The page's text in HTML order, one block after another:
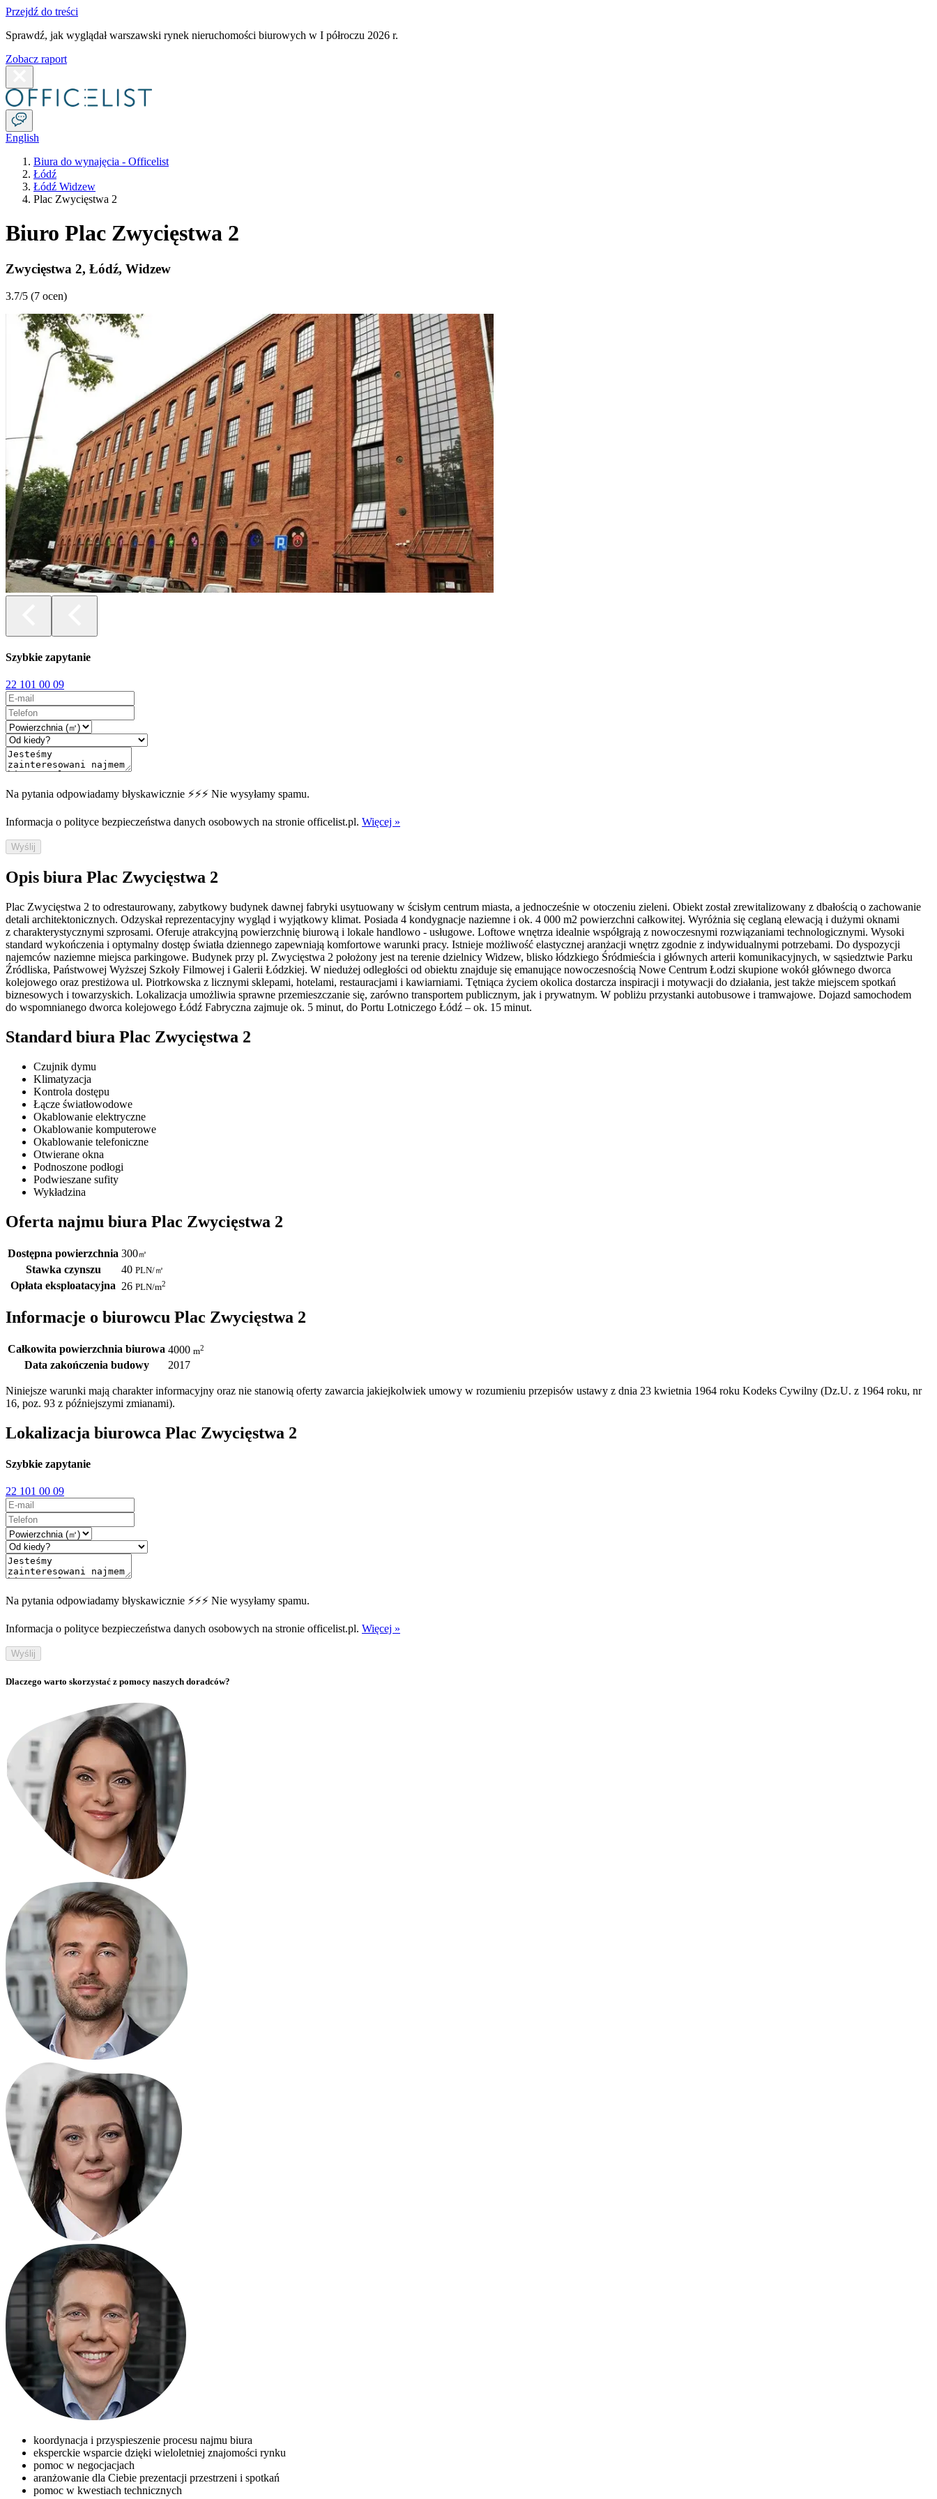
Przejdź do treści
Sprawdź, jak wyglądał warszawski rynek nieruchomości biurowych w I półroczu 2026 r.
Zobacz raport
English
Biura do wynajęcia - Officelist
Łódź
Łódź Widzew
Plac Zwycięstwa 2
Biuro Plac Zwycięstwa 2
Zwycięstwa 2, Łódź, Widzew
3.7/5 (7 ocen)
Szybkie zapytanie
22 101 00 09
Na pytania odpowiadamy błyskawicznie ⚡⚡⚡ Nie wysyłamy spamu.
Informacja o polityce bezpieczeństwa danych osobowych na stronie officelist.pl. Więcej »
Wyślij
Opis biura Plac Zwycięstwa 2
Plac Zwycięstwa 2 to odrestaurowany, zabytkowy budynek dawnej fabryki usytuowany w ścisłym centrum miasta, a jednocześnie w otoczeniu zieleni. Obiekt został zrewitalizowany z dbałością o zachowanie
detali architektonicznych. Odzyskał reprezentacyjny wygląd i wyjątkowy klimat. Posiada 4 kondygnacje naziemne i ok. 4 000 m2 powierzchni całkowitej. Wyróżnia się ceglaną elewacją i dużymi oknami
z charakterystycznymi szprosami. Oferuje atrakcyjną powierzchnię biurową i lokale handlowo - usługowe. Loftowe wnętrza idealnie współgrają z nowoczesnymi rozwiązaniami technologicznymi. Wysoki
standard wykończenia i optymalny dostęp światła dziennego zapewniają komfortowe warunki pracy. Istnieje możliwość elastycznej aranżacji wnętrz zgodnie z indywidualnymi potrzebami. Do dyspozycji
najemców naziemne miejsca parkingowe. Budynek przy pl. Zwycięstwa 2 położony jest na terenie dzielnicy Widzew, blisko łódzkiego Śródmieścia i głównych arterii komunikacyjnych, w sąsiedztwie Parku
Źródliska, Państwowej Wyższej Szkoły Filmowej i Galerii Łódzkiej. W niedużej odległości od obiektu znajduje się emanujące nowoczesnością Nowe Centrum Łodzi skupione wokół głównego dworca
kolejowego oraz prestiżowa ul. Piotrkowska z licznymi sklepami, hotelami, restauracjami i kawiarniami. Tętniąca życiem okolica dostarcza inspiracji i motywacji do działania, jest także miejscem spotkań
biznesowych i towarzyskich. Lokalizacja umożliwia sprawne przemieszczanie się, zarówno transportem publicznym, jak i prywatnym. W pobliżu przystanki autobusowe i tramwajowe. Dojazd samochodem
do wspomnianego dworca kolejowego Łódź Fabryczna zajmuje ok. 5 minut, do Portu Lotniczego Łódź – ok. 15 minut.
Standard biura Plac Zwycięstwa 2
Czujnik dymu
Klimatyzacja
Kontrola dostępu
Łącze światłowodowe
Okablowanie elektryczne
Okablowanie komputerowe
Okablowanie telefoniczne
Otwierane okna
Podnoszone podłogi
Podwieszane sufity
Wykładzina
Oferta najmu biura Plac Zwycięstwa 2
Dostępna powierzchnia 300㎡
Stawka czynszu 40 PLN/㎡
Opłata eksploatacyjna 26 PLN/m2
Informacje o biurowcu Plac Zwycięstwa 2
Całkowita powierzchnia biurowa 4000 m2
Data zakończenia budowy 2017
Niniejsze warunki mają charakter informacyjny oraz nie stanowią oferty zawarcia jakiejkolwiek umowy w rozumieniu przepisów ustawy z dnia 23 kwietnia 1964 roku Kodeks Cywilny (Dz.U. z 1964 roku, nr
16, poz. 93 z późniejszymi zmianami).
Lokalizacja biurowca Plac Zwycięstwa 2
Szybkie zapytanie
22 101 00 09
Na pytania odpowiadamy błyskawicznie ⚡⚡⚡ Nie wysyłamy spamu.
Informacja o polityce bezpieczeństwa danych osobowych na stronie officelist.pl. Więcej »
Wyślij
Dlaczego warto skorzystać z pomocy naszych doradców?
koordynacja i przyspieszenie procesu najmu biura
eksperckie wsparcie dzięki wieloletniej znajomości rynku
pomoc w negocjacjach
aranżowanie dla Ciebie prezentacji przestrzeni i spotkań
pomoc w kwestiach technicznych